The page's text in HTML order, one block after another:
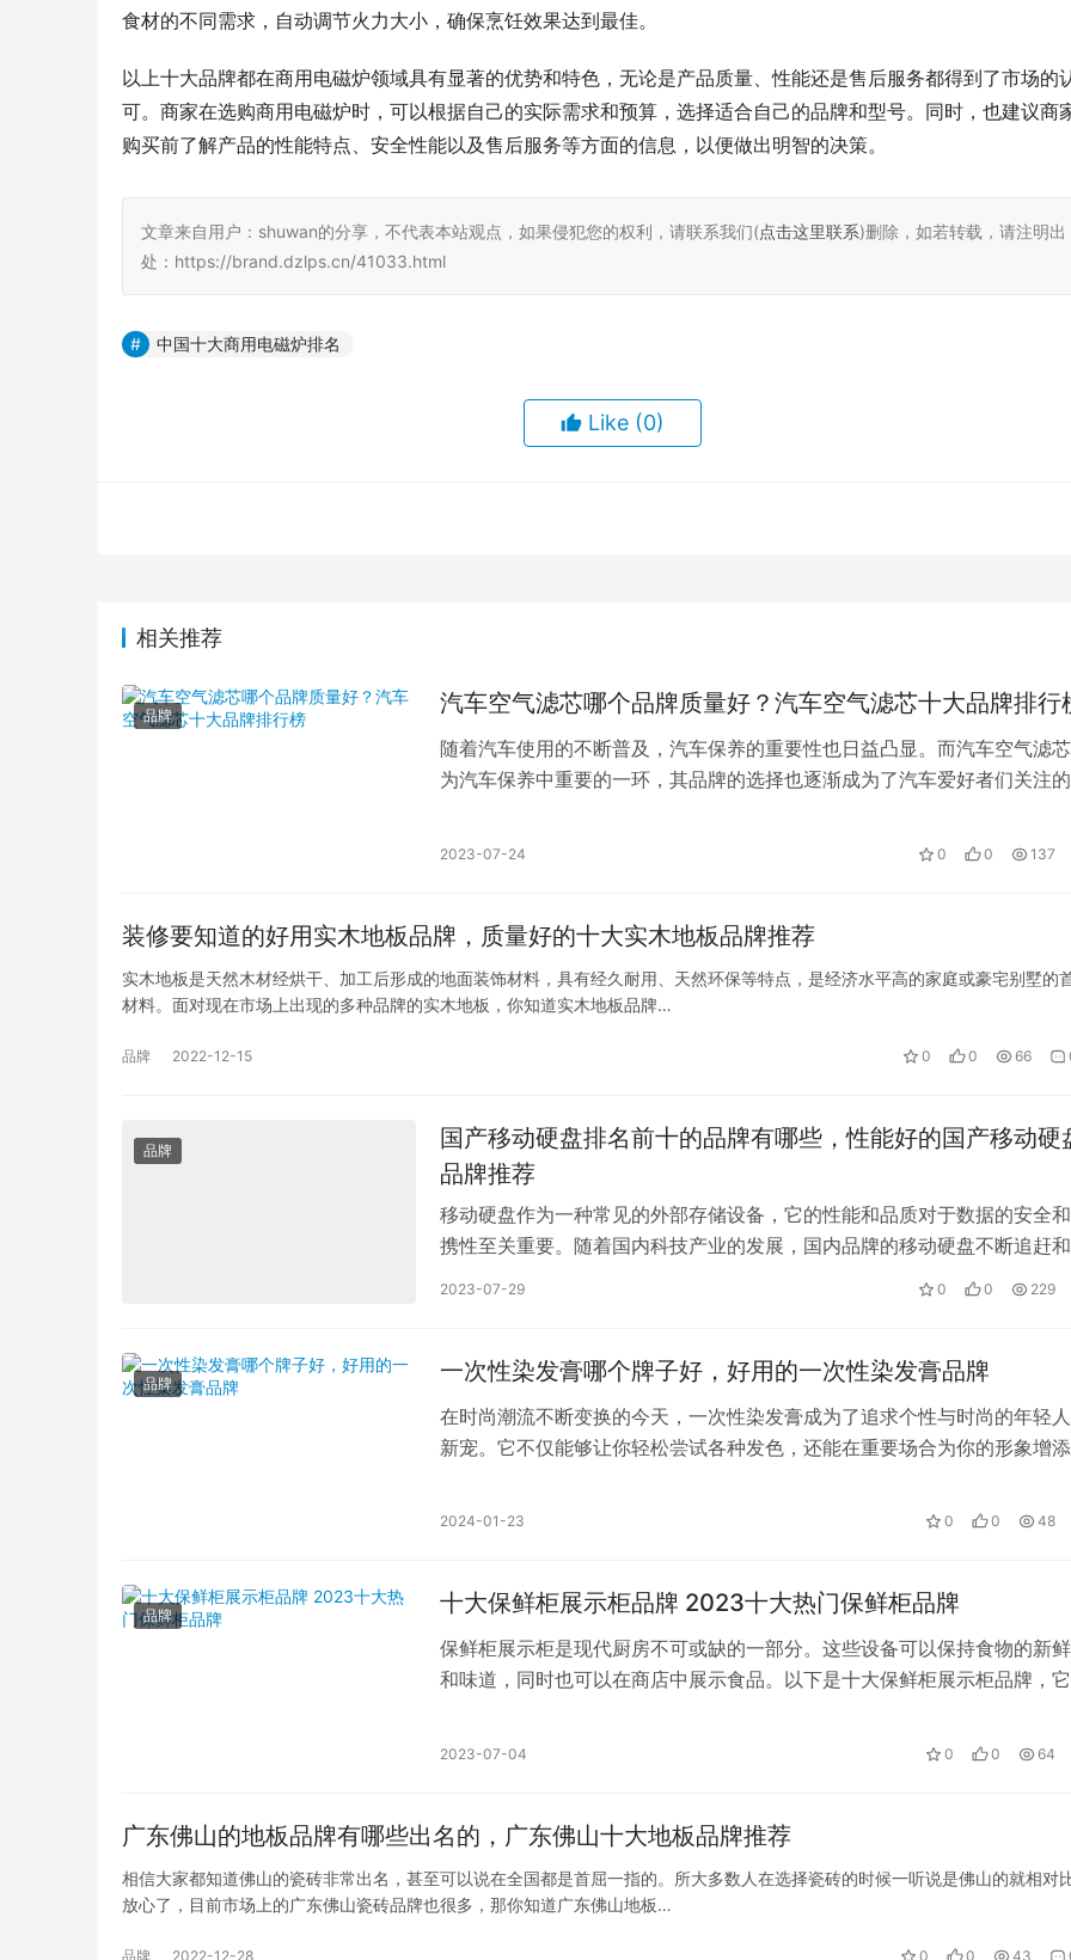
食材的不同需求，自动调节火力大小，确保烹饪效果达到最佳。
以上十大品牌都在商用电磁炉领域具有显著的优势和特色，无论是产品质量、性能还是售后服务都得到了市场的
可。商家在选购商用电磁炉时，可以根据自己的实际需求和预算，选择适合自己的品牌和型号。同时，也建议商
购买前了解产品的性能特点、安全性能以及售后服务等方面的信息，以便做出明智的决策。
文章来自用户：shuwan的分享，不代表本站观点，如果侵犯您的权利，请联系我们(点击这里联系)删除，如若转载，请注明出
处：https://brand.dzlps.cn/41033.html
中国十大商用电磁炉排名
Like (0)
相关推荐
品牌 汽车空气滤芯哪个品牌质量好？汽车空气滤芯十大品牌排行
随着汽车使用的不断普及，汽车保养的重要性也日益凸显。而汽车空气滤
为汽车保养中重要的一环，其品牌的选择也逐渐成为了汽车爱好者们关注的
2023-07-24 0 0 137
装修要知道的好用实木地板品牌，质量好的十大实木地板品牌推荐
实木地板是天然木材经烘干、加工后形成的地面装饰材料，具有经久耐用、天然环保等特点，是经济水平高的家庭或豪宅别墅的
材料。面对现在市场上出现的多种品牌的实木地板，你知道实木地板品牌…
品牌 2022-12-15 0 0 66
品牌
国产移动硬盘排名前十的品牌有哪些，性能好的国产移动硬
品牌推荐
移动硬盘作为一种常见的外部存储设备，它的性能和品质对于数据的安全
携性至关重要。随着国内科技产业的发展，国内品牌的移动硬盘不断追赶和
2023-07-29 0 0 229
品牌 一次性染发膏哪个牌子好，好用的一次性染发膏品牌
在时尚潮流不断变换的今天，一次性染发膏成为了追求个性与时尚的年轻
新宠。它不仅能够让你轻松尝试各种发色，还能在重要场合为你的形象增添
2024-01-23 0 0 48
品牌 十大保鲜柜展示柜品牌 2023十大热门保鲜柜品牌
保鲜柜展示柜是现代厨房不可或缺的一部分。这些设备可以保持食物的新
和味道，同时也可以在商店中展示食品。以下是十大保鲜柜展示柜品牌，它
2023-07-04 0 0 64
广东佛山的地板品牌有哪些出名的，广东佛山十大地板品牌推荐
相信大家都知道佛山的瓷砖非常出名，甚至可以说在全国都是首屈一指的。所大多数人在选择瓷砖的时候一听说是佛山的就相对
放心了，目前市场上的广东佛山瓷砖品牌也很多，那你知道广东佛山地板…
品牌 2022-12-28 0 0 43